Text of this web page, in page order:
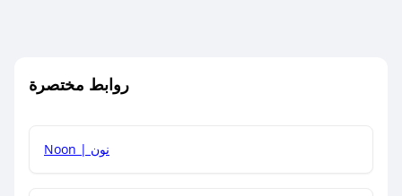
روابط مختصرة
Noon | نون